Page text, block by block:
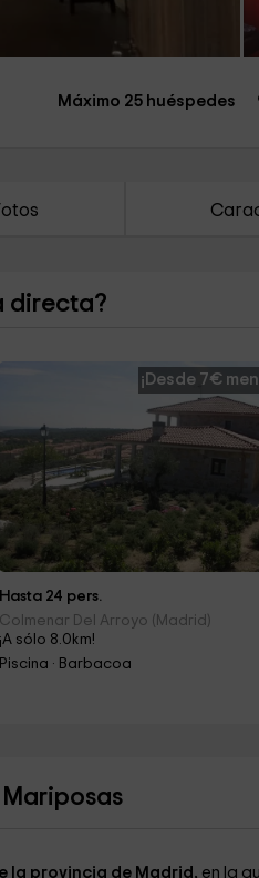
Máximo 25 huéspedes
directa?
¡Desde 7€
Hasta 24 pers.
Colmenar Del Arroyo (Madrid)
¡A sólo 8.0km!
Piscina · Barbacoa
Mariposas
la provincia de Madrid, en la